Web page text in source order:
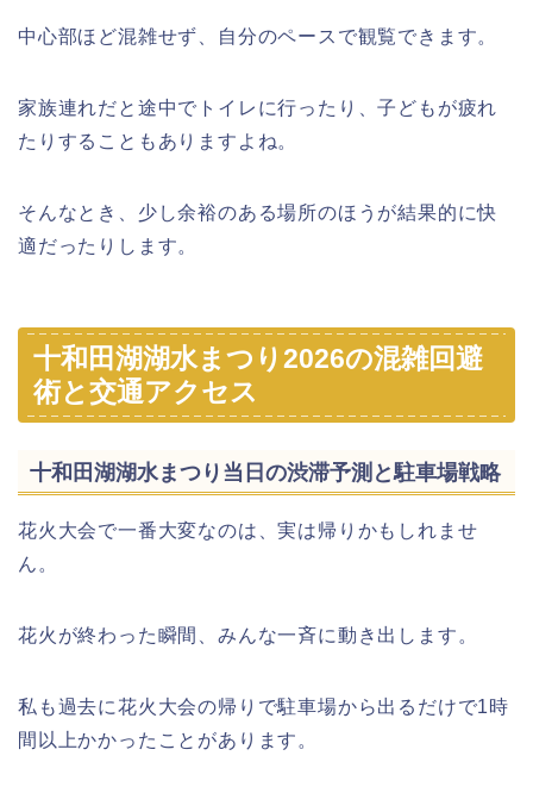
中心部ほど混雑せず、自分のペースで観覧できます。
家族連れだと途中でトイレに行ったり、子どもが疲れ
たりすることもありますよね。
そんなとき、少し余裕のある場所のほうが結果的に快
適だったりします。
十和田湖湖水まつり2026の混雑回避
術と交通アクセス
十和田湖湖水まつり当日の渋滞予測と駐車場戦略
花火大会で一番大変なのは、実は帰りかもしれませ
ん。
花火が終わった瞬間、みんな一斉に動き出します。
私も過去に花火大会の帰りで駐車場から出るだけで1時
間以上かかったことがあります。